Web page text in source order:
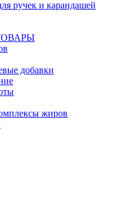
ручек и карандашей
добавки
жиров